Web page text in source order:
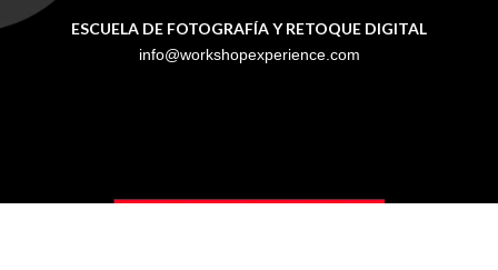
ESCUELA DE FOTOGRAFÍA Y RETOQUE DIGITAL
info@workshopexperience.com